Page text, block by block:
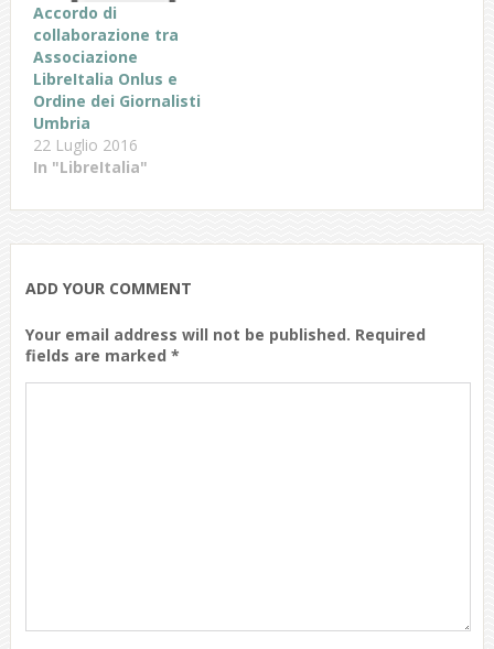
Accordo di
collaborazione tra
Associazione
LibreItalia Onlus e
Ordine dei Giornalisti
Umbria
22 Luglio 2016
In "LibreItalia"
ADD YOUR COMMENT
Your email address will not be published. Required
fields are marked *